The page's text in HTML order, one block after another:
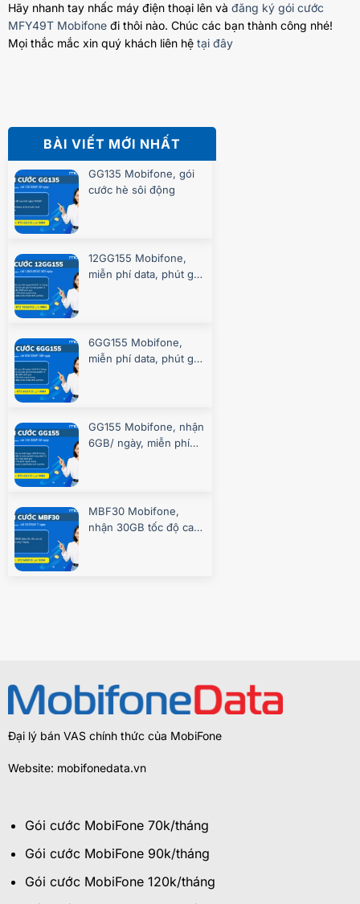
Hãy nhanh tay nhấc máy điện thoại lên và đăng ký gói cước
MFY49T Mobifone đi thôi nào. Chúc các bạn thành công nhé!
Mọi thắc mắc xin quý khách liên hệ tại đây
BÀI VIẾT MỚI NHẤT
GG135 Mobifone, gói
cước hè sôi động
12GG155 Mobifone,
miễn phí data, phút gọi
6GG155 Mobifone,
miễn phí data, phút gọi
GG155 Mobifone, nhận
6GB/ ngày, miễn phí
MBF30 Mobifone,
nhận 30GB tốc độ cao
Đại lý bán VAS chính thức của MobiFone
Website: mobifonedata.vn
Gói cước MobiFone 70k/tháng
Gói cước MobiFone 90k/tháng
Gói cước MobiFone 120k/tháng